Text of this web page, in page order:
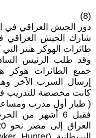
(8)
دور الجيش العراقي في
شارك الجيش العراقي
طائرات الهوكر هنتر
وقد طلب الرئيس
جميع الطائرات هوكر
إرسال السرب الآخر
كانت مخصصة للتدريب
( طيار أول مدرب